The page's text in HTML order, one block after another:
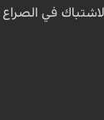
في الصراع